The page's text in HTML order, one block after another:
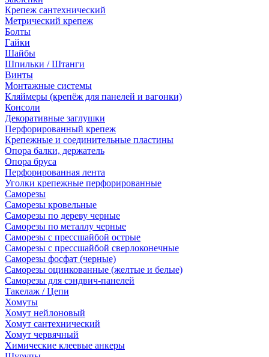
Крепеж сантехнический
Метрический крепеж
Болты
Гайки
Шайбы
Шпильки / Штанги
Винты
Монтажные системы
Кляймеры (крепёж для панелей и вагонки)
Консоли
Декоративные заглушки
Перфорированный крепеж
Крепежные и соединительные пластины
Опора балки, держатель
Опора бруса
Перфорированная лента
Уголки крепежные перфорированные
Саморезы
Саморезы кровельные
Саморезы по дереву черные
Саморезы по металлу черные
Саморезы с прессшайбой острые
Саморезы с прессшайбой сверлоконечные
Саморезы фосфат (черные)
Саморезы оцинкованные (желтые и белые)
Саморезы для сэндвич-панелей
Такелаж / Цепи
Хомуты
Хомут нейлоновый
Хомут сантехнический
Хомут червячный
Химические клеевые анкеры